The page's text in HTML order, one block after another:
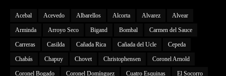
Acebal Acevedo Albarellos Alcorta Alvarez Alvear
Arminda Arroyo Seco Bigand Bombal Carmen del Sauce
Carreras Casilda Cañada Rica Cañada del Ucle Cepeda
Chabás Chapuy Chovet Christophensen Coronel Arnold
Coronel Bogado Coronel Domínguez Cuatro Esquinas El Socorro